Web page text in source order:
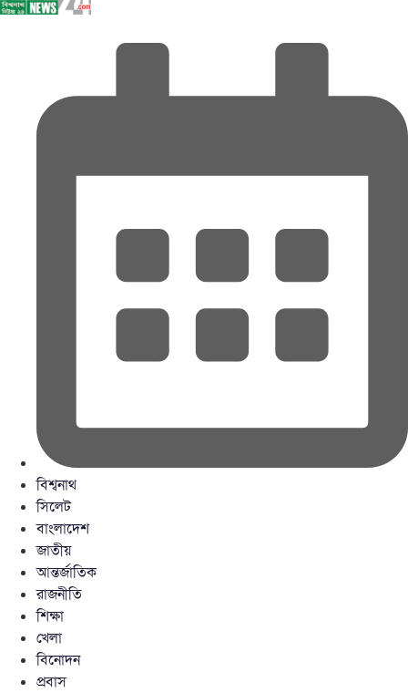
বিশ্বনাথ
সিলেট
বাংলাদেশ
জাতীয়
আন্তর্জাতিক
রাজনীতি
শিক্ষা
খেলা
বিনোদন
প্রবাস